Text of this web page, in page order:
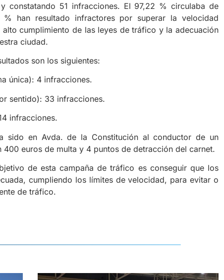
constatando 51 infracciones. El 97,22 % circulaba de
han resultado infractores por superar la velocidad
cumplimiento de las leyes de tráfico y la adecuación
ciudad.
son los siguientes:
4 infracciones.
33 infracciones.
infracciones.
sido en Avda. de la Constitución al conductor de un
euros de multa y 4 puntos de detracción del carnet.
de esta campaña de tráfico es conseguir que los
cumpliendo los límites de velocidad, para evitar o
de tráfico.